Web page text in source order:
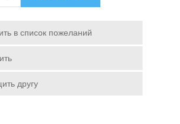
в список пожеланий
другу